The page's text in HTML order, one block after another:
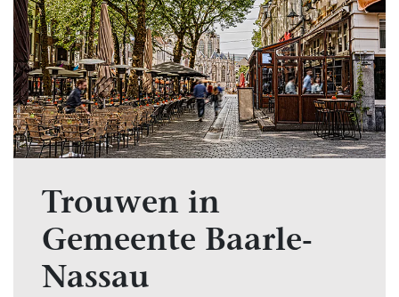
Trouwen in
Gemeente Baarle-
Nassau